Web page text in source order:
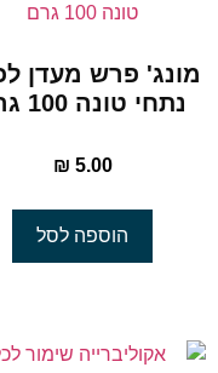
מונג' פרש מעדן
נתחי טונה 100 גרם
₪ 5.00
הוספה לסל